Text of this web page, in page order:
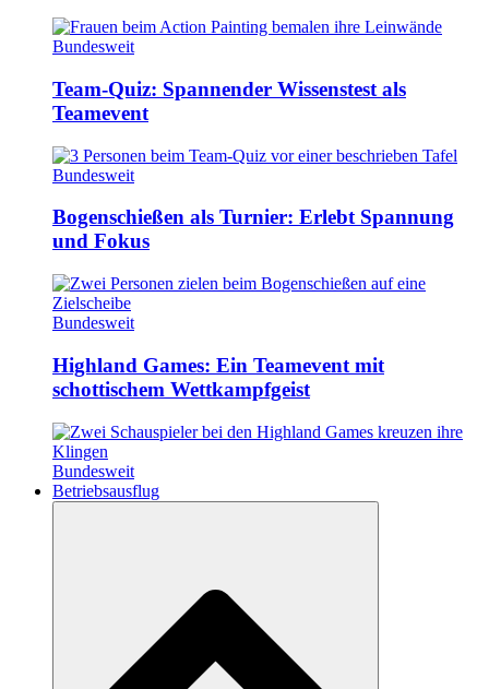
Bundesweit
Team-Quiz: Spannender Wissenstest als
Teamevent
Bundesweit
Bogenschießen als Turnier: Erlebt Spannung
und Fokus
Bundesweit
Highland Games: Ein Teamevent mit
schottischem Wettkampfgeist
Bundesweit
Betriebsausflug